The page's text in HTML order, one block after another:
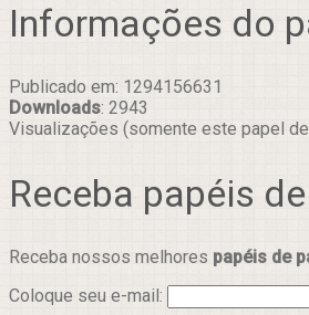
Informações do
Publicado em: 1294156631
Downloads: 2943
Visualizações (somente este papel
Receba papéis
Receba nossos melhores papéis de
Coloque seu e-mail: